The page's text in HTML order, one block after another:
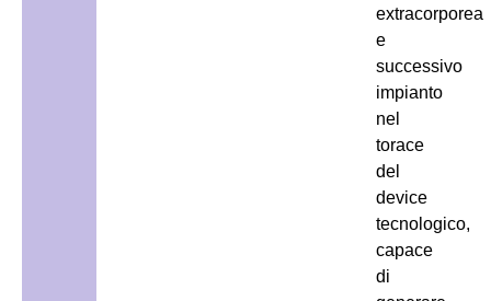
extracorporea
e
successivo
impianto
nel
torace
del
device
tecnologico,
capace
di